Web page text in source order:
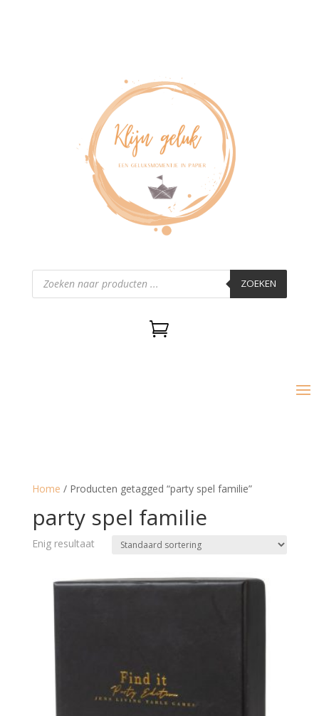
Producten
zoeken ZOEKEN

Home / Producten getagged “party spel familie”
party spel familie
Enig resultaat